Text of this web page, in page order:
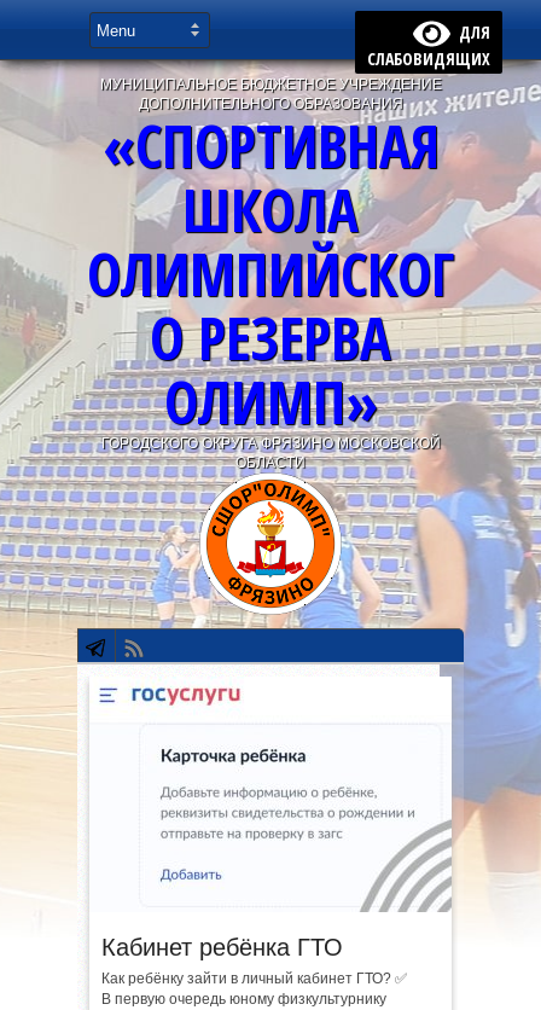
ДЛЯ
СЛАБОВИДЯЩИХ
МУНИЦИПАЛЬНОЕ БЮДЖЕТНОЕ УЧРЕЖДЕНИЕ
ДОПОЛНИТЕЛЬНОГО ОБРАЗОВАНИЯ
«СПОРТИВНАЯ
ШКОЛА
ОЛИМПИЙСКОГ
О РЕЗЕРВА
ОЛИМП»
ГОРОДСКОГО ОКРУГА ФРЯЗИНО МОСКОВСКОЙ
ОБЛАСТИ
Кабинет ребёнка ГТО
Как ребёнку зайти в личный кабинет ГТО? ✅
В первую очередь юному физкультурнику